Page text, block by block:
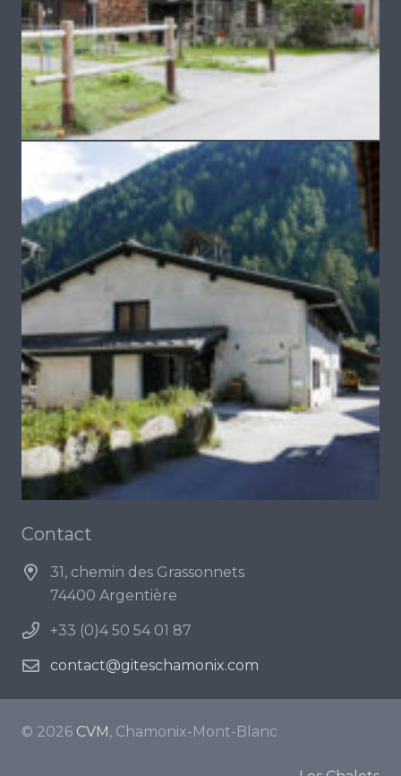
Contact
31, chemin des Grassonnets
74400 Argentière
+33 (0)4 50 54 01 87
contact@giteschamonix.com
© 2026 CVM, Chamonix-Mont-Blanc